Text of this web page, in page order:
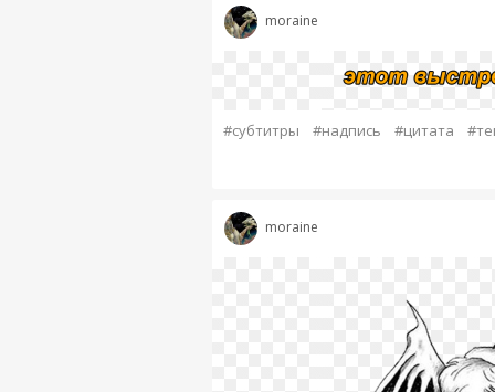
moraine
#субтитры #надпись #цитата
moraine